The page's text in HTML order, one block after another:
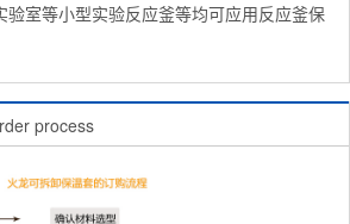
验室等小型实验反应釜等均可应用反应釜保
process